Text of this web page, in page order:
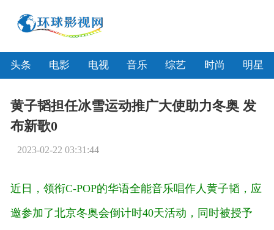
头条 电影 电视 音乐 综艺 时尚 明星
黄子韬担任冰雪运动推广大使助力冬奥 发
布新歌0
2023-02-22 03:31:44
近日，领衔C-POP的华语全能音乐唱作人黄子韬，应
邀参加了北京冬奥会倒计时40天活动，同时被授予